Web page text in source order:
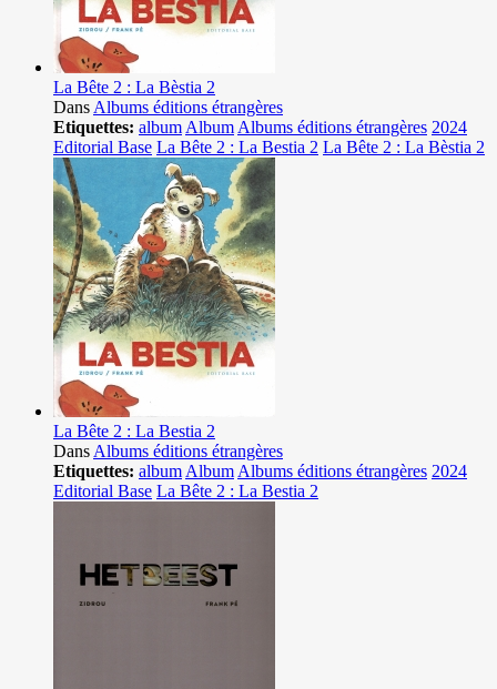
La Bête 2 : La Bèstia 2
Dans Albums éditions étrangères
Etiquettes: album Album Albums éditions étrangères 2024
Editorial Base La Bête 2 : La Bestia 2 La Bête 2 : La Bèstia 2
La Bête 2 : La Bestia 2
Dans Albums éditions étrangères
Etiquettes: album Album Albums éditions étrangères 2024
Editorial Base La Bête 2 : La Bestia 2